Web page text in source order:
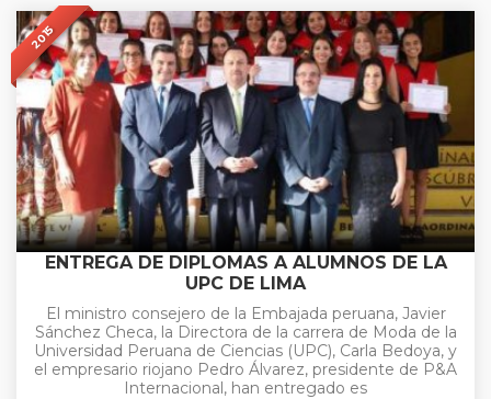
2015
ENTREGA DE DIPLOMAS A ALUMNOS DE LA
UPC DE LIMA
El ministro consejero de la Embajada peruana, Javier
Sánchez Checa, la Directora de la carrera de Moda de la
Universidad Peruana de Ciencias (UPC), Carla Bedoya, y
el empresario riojano Pedro Álvarez, presidente de P&A
Internacional, han entregado es